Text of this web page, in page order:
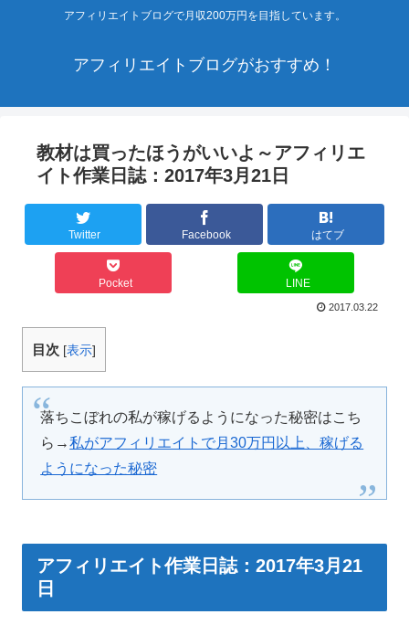
アフィリエイトブログで月収200万円を目指しています。
アフィリエイトブログがおすすめ！
教材は買ったほうがいいよ～アフィリエ
イト作業日誌：2017年3月21日
Twitter Facebook はてブ
Pocket LINE
2017.03.22
目次 [表示]
落ちこぼれの私が稼げるようになった秘密はこち
ら→私がアフィリエイトで月30万円以上、稼げる
ようになった秘密
アフィリエイト作業日誌：2017年3月21
日